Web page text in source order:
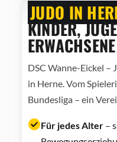
JUDO IN
KINDER,
ERWACHSENE
DSC Wanne-Eickel –
in Herne. Vom
Bundesliga – ein
Für jedes Alter–